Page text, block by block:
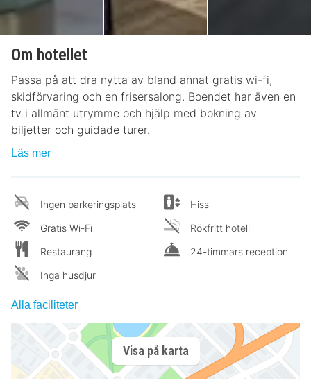
Om hotellet
Passa på att dra nytta av bland annat gratis wi-fi,
skidförvaring och en frisersalong. Boendet har även en
tv i allmänt utrymme och hjälp med bokning av
biljetter och guidade turer.
Läs mer
Ingen parkeringsplats
Gratis Wi-Fi
Restaurang
Inga husdjur
Hiss
Rökfritt hotell
24-timmars reception
Alla faciliteter
Visa på karta